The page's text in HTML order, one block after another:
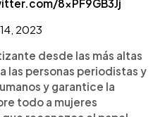
8xPF9GB3Jj
14, 2023
desde las más altas
las personas periodistas y
y garantice la
todo a mujeres